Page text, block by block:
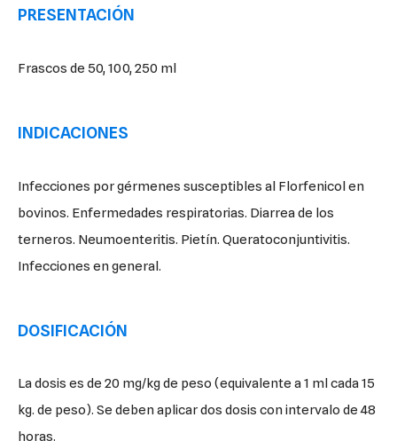
PRESENTACIÓN
Frascos de 50, 100, 250 ml
INDICACIONES
Infecciones por gérmenes susceptibles al Florfenicol en
bovinos. Enfermedades respiratorias. Diarrea de los
terneros. Neumoenteritis. Pietín. Queratoconjuntivitis.
Infecciones en general.
DOSIFICACIÓN
La dosis es de 20 mg/kg de peso (equivalente a 1 ml cada 15
kg. de peso). Se deben aplicar dos dosis con intervalo de 48
horas.